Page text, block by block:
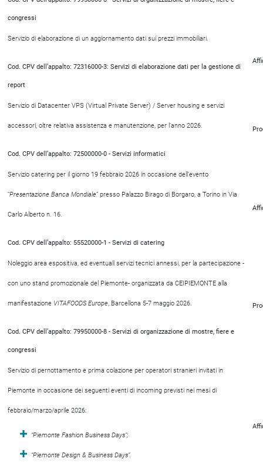
congressi
Servizio di elaborazione di un aggiornamento dati sui prezzi immobiliari.
Cod. CPV dell’appalto: 72316000-3: Servizi di elaborazione dati per la gestione di
report
Servizio di Datacenter VPS (Virtual Private Server) / Server housing e servizi
accessori, oltre relativa assistenza e manutenzione, per l’anno 2026.
Cod. CPV dell’appalto: 72500000-0 - Servizi informatici
Servizio catering per il giorno 19 febbraio 2026 in occasione dell’evento
“Presentazione Banca Mondiale” presso Palazzo Birago di Borgaro, a Torino in Via
Carlo Alberto n. 16.
Cod. CPV dell’appalto: 55520000-1 - Servizi di catering
Noleggio area espositiva, ed eventuali servizi tecnici annessi, per la partecipazione -
con uno stand promozionale del Piemonte- organizzata da CEIPIEMONTE alla
manifestazione VITAFOODS Europe, Barcellona 5-7 maggio 2026.
Cod. CPV dell’appalto: 79950000-8 - Servizi di organizzazione di mostre, fiere e
congressi
Servizio di pernottamento e prima colazione per operatori stranieri invitati in
Piemonte in occasione dei seguenti eventi di incoming previsti nei mesi di
febbraio/marzo/aprile 2026:
“Piemonte Fashion Business Days”;
“Piemonte Design & Business Days”.